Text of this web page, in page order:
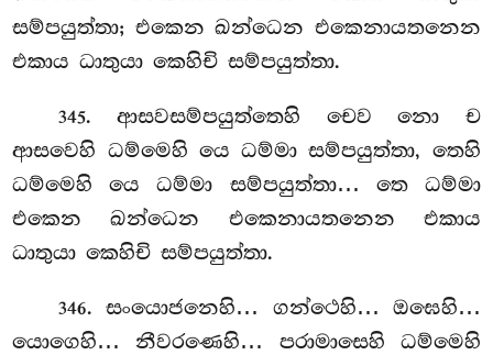
සම්පයුත්තා; එකෙන ඛන්ධෙන එකෙනායතනෙන
එකාය ධාතුයා කෙහිචි සම්පයුත්තා.
345. ආසවසම්පයුත්තෙහි චෙව නො ච
ආසවෙහි ධම්මෙහි යෙ ධම්මා සම්පයුත්තා, තෙහි
ධම්මෙහි යෙ ධම්මා සම්පයුත්තා… තෙ ධම්මා
එකෙන ඛන්ධෙන එකෙනායතනෙන එකාය
ධාතුයා කෙහිචි සම්පයුත්තා.
346. සංයොජනෙහි… ගන්ථෙහි… ඔඝෙහි…
යොගෙහි… නීවරණෙහි… පරාමාසෙහි ධම්මෙහි